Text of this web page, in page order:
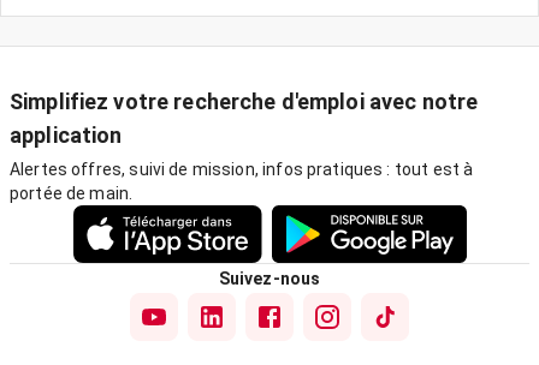
Simplifiez votre recherche d'emploi avec notre
application
Alertes offres, suivi de mission, infos pratiques : tout est à
portée de main.
Suivez-nous